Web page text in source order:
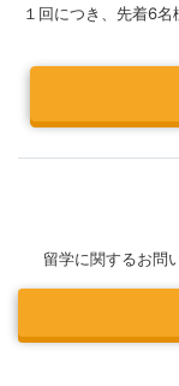
１回につき、先着6
留学に関するお問